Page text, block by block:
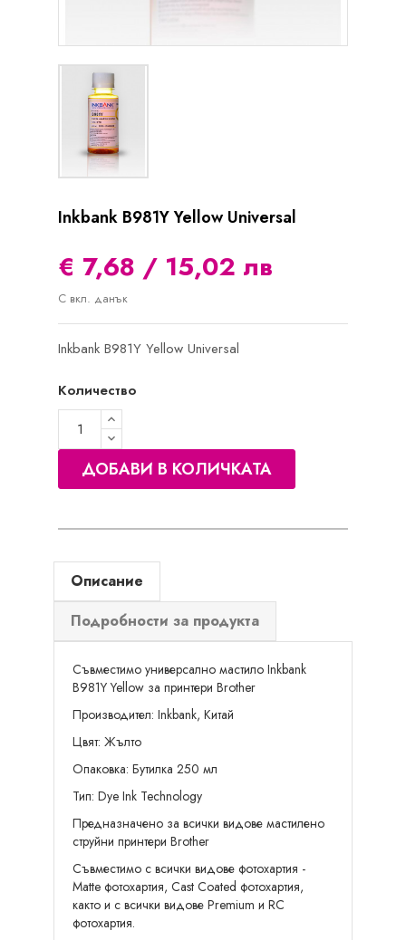
Inkbank B981Y Yellow Universal
€ 7,68 / 15,02 лв
С вкл. данък
Inkbank B981Y Yellow Universal
Количество
ДОБАВИ В КОЛИЧКАТА
Описание
Подробности за продукта
Съвместимо универсално мастило Inkbank
B981Y Yellow за принтери Brother
Производител: Inkbank, Китай
Цвят: Жълто
Опаковка: Бутилка 250 мл
Тип: Dye Ink Technology
Предназначенo за всички видове мастилено
струйни принтери Brother
Съвместимо с всички видове фотохартия -
Matte фотохартия, Cast Coated фотохартия,
както и с всички видове Premium и RC
фотохартия.